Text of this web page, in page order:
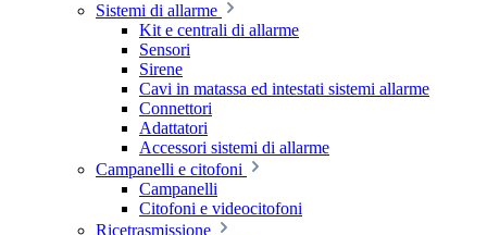
Sistemi di allarme
Kit e centrali di allarme
Sensori
Sirene
Cavi in matassa ed intestati sistemi allarme
Connettori
Adattatori
Accessori sistemi di allarme
Campanelli e citofoni
Campanelli
Citofoni e videocitofoni
Ricetrasmissione